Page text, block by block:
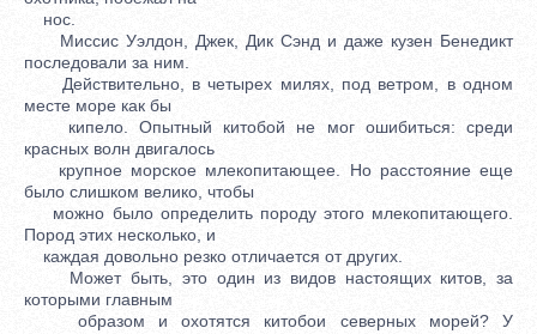
нос.
Миссис Уэлдон, Джек, Дик Сэнд и даже кузен Бенедикт
последовали за ним.
Действительно, в четырех милях, под ветром, в одном
месте море как бы
кипело. Опытный китобой не мог ошибиться: среди
красных волн двигалось
крупное морское млекопитающее. Но расстояние еще
было слишком велико, чтобы
можно было определить породу этого млекопитающего.
Пород этих несколько, и
каждая довольно резко отличается от других.
Может быть, это один из видов настоящих китов, за
которыми главным
образом и охотятся китобои северных морей? У